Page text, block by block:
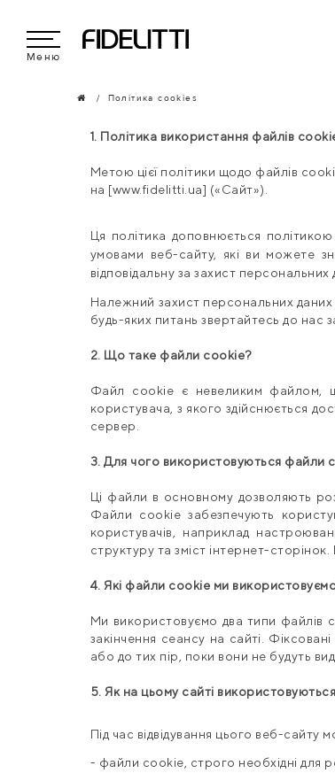
Меню
Політика cookies
1. Політика використання файлів
Метою цієї політики щодо файлів
на [www.fidelitti. ua] («Сайт»).
Ця політика доповнюється
умовами веб-сайту, які ви можете
відповідальну за захист
Належний захист персональних
будь-яких питань звертайтесь до нас
2. Що таке файли cookie?
Файл cookie є невеликим файлом,
користувача, з якого здійснюється
сервер.
3. Для чого використовуються файли
Ці файли в основному дозволяють
Файли cookie забезпечують
користувачів, наприклад
структуру та зміст інтернет-
4. Які файли cookie ми
Ми використовуємо два типи файлів
закінчення сеансу на сайті.
або до тих пір, поки вони не будуть
5. Як на цьому сайті
Під час відвідування цього веб-сайту
- файли cookie, строго необхідні для